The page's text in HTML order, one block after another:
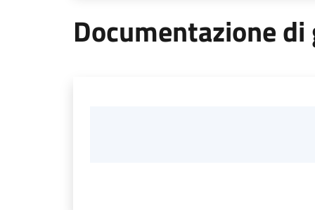
Documentazione di